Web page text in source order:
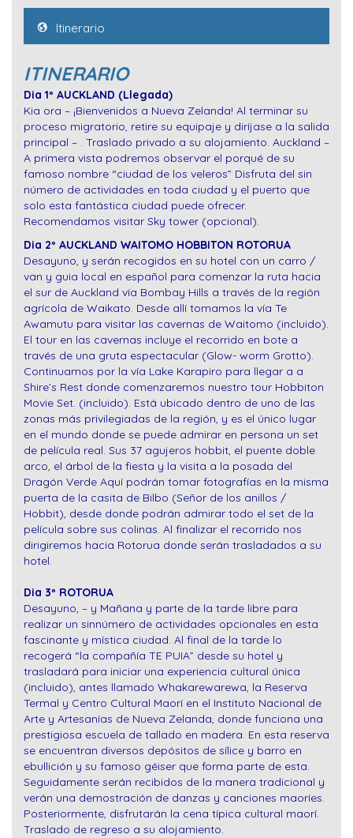
Itinerario
ITINERARIO
Dia 1º AUCKLAND (Llegada)
Kia ora – ¡Bienvenidos a Nueva Zelanda! Al terminar su
proceso migratorio, retire su equipaje y diríjase a la salida
principal – . Traslado privado a su alojamiento. Auckland –
A primera vista podremos observar el porqué de su
famoso nombre “ciudad de los veleros” Disfruta del sin
número de actividades en toda ciudad y el puerto que
solo esta fantástica ciudad puede ofrecer.
Recomendamos visitar Sky tower (opcional).
Dia 2º AUCKLAND WAITOMO HOBBITON ROTORUA
Desayuno, y serán recogidos en su hotel con un carro /
van y guia local en español para comenzar la ruta hacia
el sur de Auckland vía Bombay Hills a través de la región
agrícola de Waikato. Desde allí tomamos la vía Te
Awamutu para visitar las cavernas de Waitomo (incluido).
El tour en las cavernas incluye el recorrido en bote a
través de una gruta espectacular (Glow- worm Grotto).
Continuamos por la vía Lake Karapiro para llegar a a
Shire’s Rest donde comenzaremos nuestro tour Hobbiton
Movie Set. (incluido). Está ubicado dentro de uno de las
zonas más privilegiadas de la región, y es el único lugar
en el mundo donde se puede admirar en persona un set
de película real. Sus 37 agujeros hobbit, el puente doble
arco, el árbol de la fiesta y la visita a la posada del
Dragón Verde Aquí podrán tomar fotografías en la misma
puerta de la casita de Bilbo (Señor de los anillos /
Hobbit), desde donde podrán admirar todo el set de la
película sobre sus colinas. Al finalizar el recorrido nos
dirigiremos hacia Rotorua donde serán trasladados a su
hotel.
Dia 3º ROTORUA
Desayuno, – y Mañana y parte de la tarde libre para
realizar un sinnúmero de actividades opcionales en esta
fascinante y mística ciudad. Al final de la tarde lo
recogerá “la compañía TE PUIA” desde su hotel y
trasladará para iniciar una experiencia cultural única
(incluido), antes llamado Whakarewarewa, la Reserva
Termal y Centro Cultural Maorí en el Instituto Nacional de
Arte y Artesanías de Nueva Zelanda, donde funciona una
prestigiosa escuela de tallado en madera. En esta reserva
se encuentran diversos depósitos de sílice y barro en
ebullición y su famoso géiser que forma parte de esta.
Seguidamente serán recibidos de la manera tradicional y
verán una demostración de danzas y canciones maoríes.
Posteriormente, disfrutarán la cena típica cultural maorí.
Traslado de regreso a su alojamiento.